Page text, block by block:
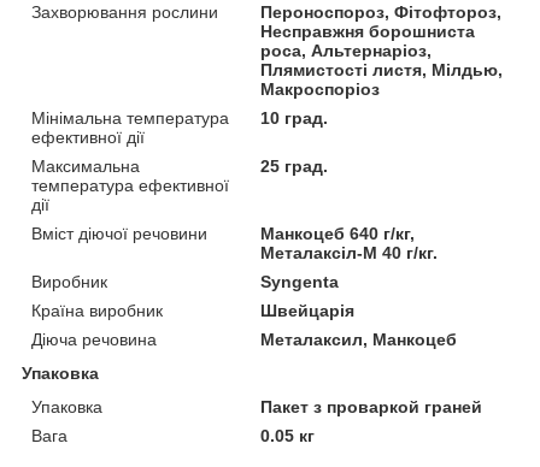
Захворювання рослини
Пероноспороз, Фітофтороз,
Несправжня борошниста
роса, Альтернаріоз,
Плямистості листя, Мілдью,
Макроспоріоз
Мінімальна температура
ефективної дії
10 град.
Максимальна
температура ефективної
дії
25 град.
Вміст діючої речовини
Манкоцеб 640 г/кг,
Металаксіл-М 40 г/кг.
Виробник
Syngenta
Країна виробник
Швейцарія
Діюча речовина
Металаксил, Манкоцеб
Упаковка
Упаковка
Пакет з проваркой граней
Вага
0.05 кг